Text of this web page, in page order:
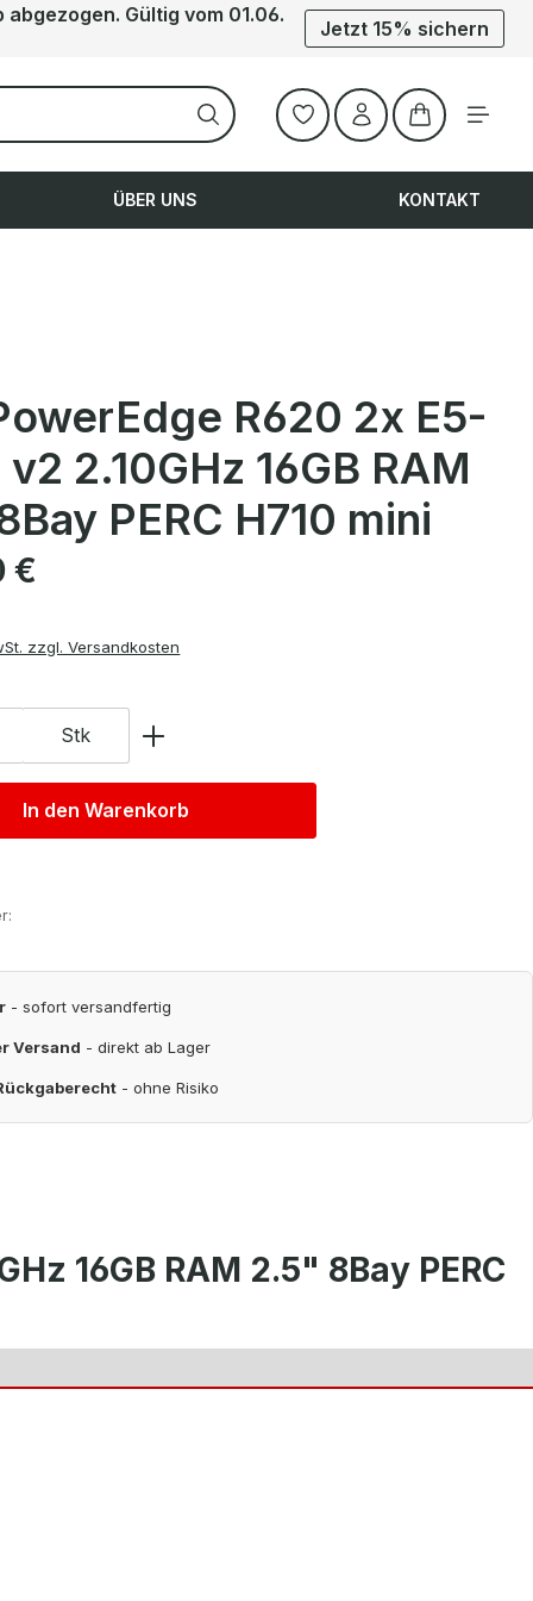
Gültig vom 01.06.
Jetzt 15% sichern
Warenkorb
ÜBER UNS KONTAKT
R620 2x E5-
2.10GHz 16GB RAM
PERC H710 mini
€
zzgl. Versandkosten
Stk
In den Warenkorb
- sofort versandfertig
Versand - direkt ab Lager
- ohne Risiko
16GB RAM 2.5" 8Bay PERC